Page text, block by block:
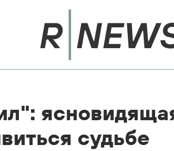
судьбе